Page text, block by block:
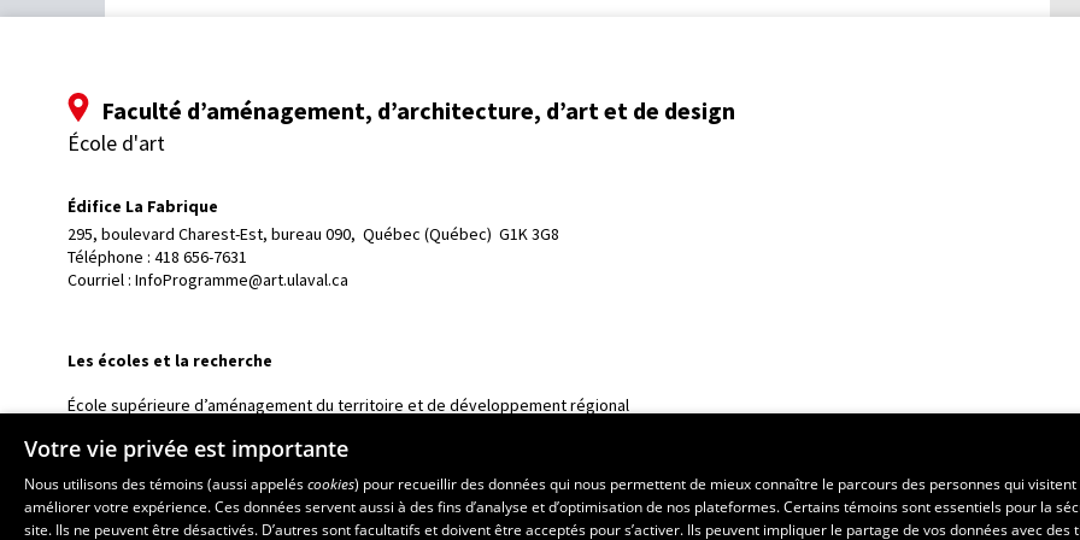
Faculté d’aménagement, d’architecture, d’art et de design
École d'art
Édifice La Fabrique
295, boulevard Charest-Est, bureau 090, Québec (Québec)  G1K 3G8
Téléphone : 418 656-7631
Courriel : InfoProgramme@art.ulaval.ca
Les écoles et la recherche
École supérieure d’aménagement du territoire et de développement régional
École de design
Centre de recherche en aménagement et développement
Votre vie privée est importante
Nous utilisons des témoins (aussi appeléscookies) pour recueillir des données qui nous permettent de mieux connaître le parcours des personnes qui
améliorer votre expérience. Ces données servent aussi à des fins d’analyse et d’optimisation de nos plateformes. Certains témoins sont essentiels pour la
site. Ils ne peuvent être désactivés. D’autres sont facultatifs et doivent être acceptés pour s’activer. Ils peuvent impliquer le partage de vos données avec des